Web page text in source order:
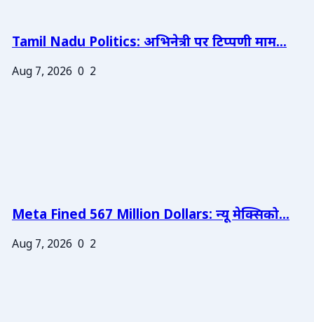
Tamil Nadu Politics: अभिनेत्री पर टिप्पणी माम...
Aug 7, 2026 0 2
Meta Fined 567 Million Dollars: न्यू मेक्सिको...
Aug 7, 2026 0 2